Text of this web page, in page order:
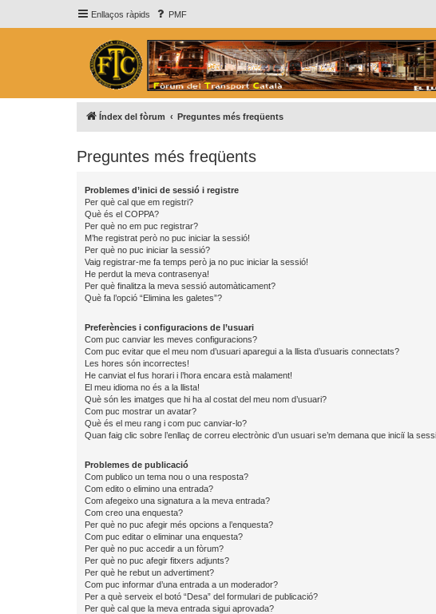
Enllaços ràpids PMF
Índex del fòrum Preguntes més freqüents
Preguntes més freqüents
Problemes d’inici de sessió i registre
Per què cal que em registri?
Què és el COPPA?
Per què no em puc registrar?
M’he registrat però no puc iniciar la sessió!
Per què no puc iniciar la sessió?
Vaig registrar-me fa temps però ja no puc iniciar la sessió!
He perdut la meva contrasenya!
Per què finalitza la meva sessió automàticament?
Què fa l’opció “Elimina les galetes”?
Preferències i configuracions de l’usuari
Com puc canviar les meves configuracions?
Com puc evitar que el meu nom d’usuari aparegui a la llista d’usuaris connectats?
Les hores són incorrectes!
He canviat el fus horari i l’hora encara està malament!
El meu idioma no és a la llista!
Què són les imatges que hi ha al costat del meu nom d’usuari?
Com puc mostrar un avatar?
Què és el meu rang i com puc canviar-lo?
Quan faig clic sobre l’enllaç de correu electrònic d’un usuari se’m demana que iniciï la
Problemes de publicació
Com publico un tema nou o una resposta?
Com edito o elimino una entrada?
Com afegeixo una signatura a la meva entrada?
Com creo una enquesta?
Per què no puc afegir més opcions a l’enquesta?
Com puc editar o eliminar una enquesta?
Per què no puc accedir a un fòrum?
Per què no puc afegir fitxers adjunts?
Per què he rebut un advertiment?
Com puc informar d’una entrada a un moderador?
Per a què serveix el botó “Desa” del formulari de publicació?
Per què cal que la meva entrada sigui aprovada?